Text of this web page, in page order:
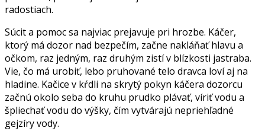
radostiach.
Súcit a pomoc sa najviac prejavuje pri hrozbe. Káčer,
ktorý má dozor nad bezpečím, začne nakláňať hlavu a
očkom, raz jedným, raz druhým zistí v blízkosti jastraba.
Vie, čo má urobiť, lebo pruhované telo dravca loví aj na
hladine. Kačice v kŕdli na skrytý pokyn káčera dozorcu
začnú okolo seba do kruhu prudko plávať, víriť vodu a
špliechať vodu do výšky, čím vytvárajú nepriehľadné
gejzíry vody.